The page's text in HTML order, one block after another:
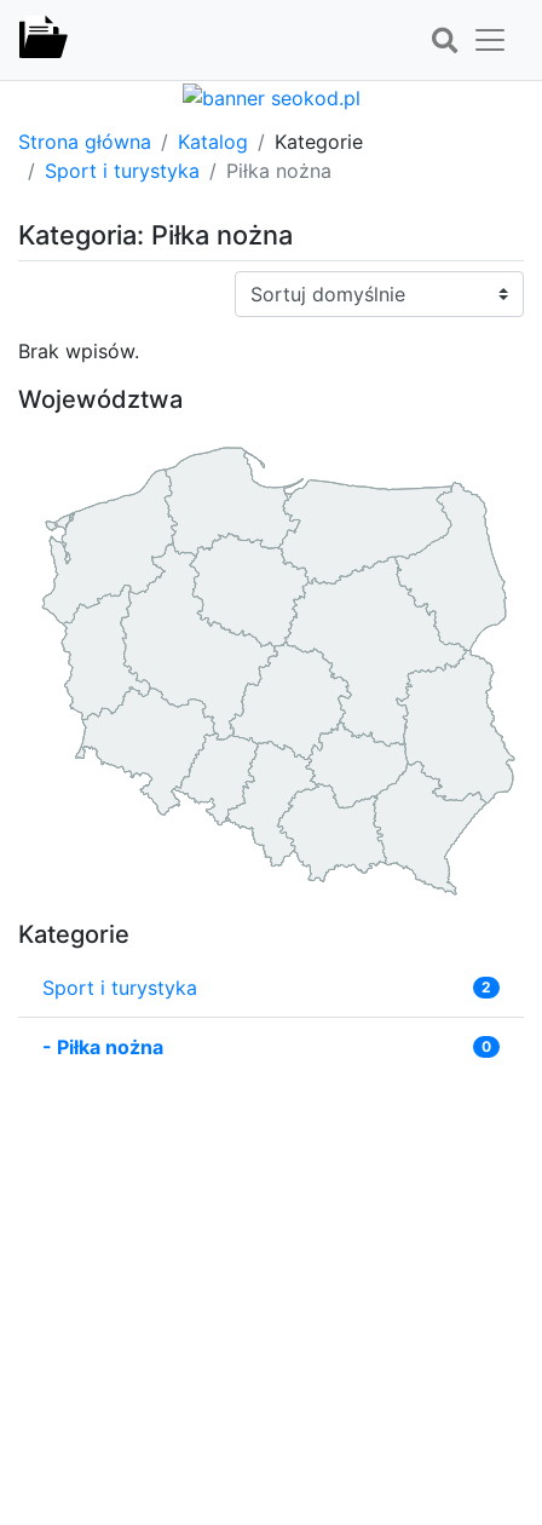
Strona główna Katalog
Kategorie
Sport i turystyka
Piłka nożna
Kategoria: Piłka nożna
Sortuj:
Brak wpisów.
Województwa
Kategorie
Sport i turystyka 2
- Piłka nożna 0